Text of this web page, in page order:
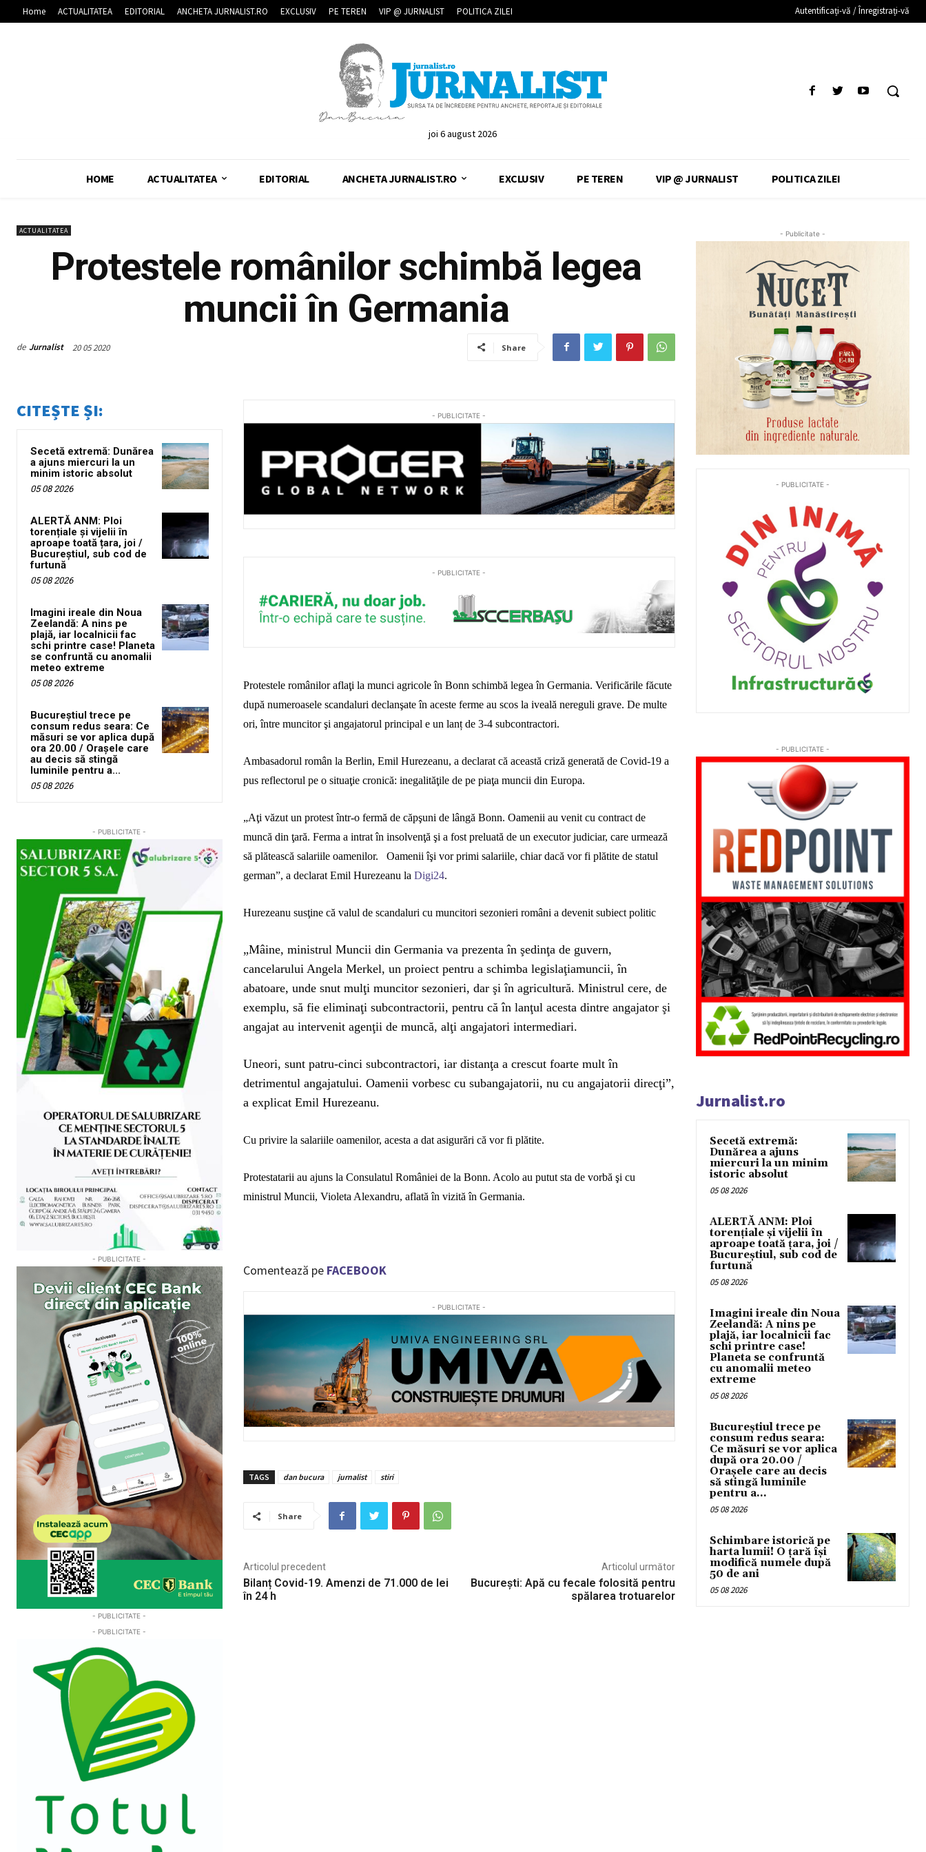
Home ACTUALITATEA EDITORIAL ANCHETA JURNALIST.RO EXCLUSIV PE TEREN VIP @ JURNALIST POLITICA ZILEI Autentificați-vă / Înregistrați-vă
joi 6 august 2026
HOME ACTUALITATEA EDITORIAL ANCHETA JURNALIST.RO EXCLUSIV PE TEREN VIP @ JURNALIST POLITICA ZILEI
ACTUALITATEA
Protestele românilor schimbă legea
muncii în Germania
de Jurnalist 20 05 2020 Share
CITEȘTE ȘI:
Secetă extremă: Dunărea
a ajuns miercuri la un
minim istoric absolut
05 08 2026
ALERTĂ ANM: Ploi
torențiale și vijelii în
aproape toată țara, joi /
Bucureștiul, sub cod de
furtună
05 08 2026
Imagini ireale din Noua
Zeelandă: A nins pe
plajă, iar localnicii fac
schi printre case! Planeta
se confruntă cu anomalii
meteo extreme
05 08 2026
Bucureștiul trece pe
consum redus seara: Ce
măsuri se vor aplica după
ora 20.00 / Orașele care
au decis să stingă
luminile pentru a...
05 08 2026
- PUBLICITATE -
- PUBLICITATE -
- PUBLICITATE -
- PUBLICITATE -
- PUBLICITATE -
- PUBLICITATE -
Protestele românilor aflaţi la munci agricole în Bonn schimbă legea în Germania. Verificările făcute
după numeroasele scandaluri declanşate în aceste ferme au scos la iveală nereguli grave. De multe
ori, între muncitor şi angajatorul principal e un lanț de 3-4 subcontractori.
Ambasadorul român la Berlin, Emil Hurezeanu, a declarat că această criză generată de Covid-19 a
pus reflectorul pe o situaţie cronică: inegalităţile de pe piaţa muncii din Europa.
„Aţi văzut un protest într-o fermă de căpşuni de lângă Bonn. Oamenii au venit cu contract de
muncă din ţară. Ferma a intrat în insolvenţă şi a fost preluată de un executor judiciar, care urmează
să plătească salariile oamenilor. Oamenii îşi vor primi salariile, chiar dacă vor fi plătite de statul
german”, a declarat Emil Hurezeanu la Digi24.
Hurezeanu susţine că valul de scandaluri cu muncitori sezonieri români a devenit subiect politic
„Mâine, ministrul Muncii din Germania va prezenta în şedinţa de guvern,
cancelarului Angela Merkel, un proiect pentru a schimba legislaţiamuncii, în
abatoare, unde snut mulţi muncitor sezonieri, dar şi în agricultură. Ministrul cere, de
exemplu, să fie eliminaţi subcontractorii, pentru că în lanţul acesta dintre angajator şi
angajat au intervenit agenţii de muncă, alţi angajatori intermediari.
Uneori, sunt patru-cinci subcontractori, iar distanţa a crescut foarte mult în
detrimentul angajatului. Oamenii vorbesc cu subangajatorii, nu cu angajatorii direcţi”,
a explicat Emil Hurezeanu.
Cu privire la salariile oamenilor, acesta a dat asigurări că vor fi plătite.
Protestatarii au ajuns la Consulatul României de la Bonn. Acolo au putut sta de vorbă şi cu
ministrul Muncii, Violeta Alexandru, aflată în vizită în Germania.
Comentează pe FACEBOOK
- PUBLICITATE -
TAGS dan bucura jurnalist stiri
Share
Articolul precedent
Bilanț Covid-19. Amenzi de 71.000 de lei
în 24 h
Articolul următor
București: Apă cu fecale folosită pentru
spălarea trotuarelor
- Publicitate -
- PUBLICITATE -
- PUBLICITATE -
Jurnalist.ro
Secetă extremă:
Dunărea a ajuns
miercuri la un minim
istoric absolut
05 08 2026
ALERTĂ ANM: Ploi
torențiale și vijelii în
aproape toată țara, joi /
Bucureștiul, sub cod de
furtună
05 08 2026
Imagini ireale din Noua
Zeelandă: A nins pe
plajă, iar localnicii fac
schi printre case!
Planeta se confruntă
cu anomalii meteo
extreme
05 08 2026
Bucureștiul trece pe
consum redus seara:
Ce măsuri se vor aplica
după ora 20.00 /
Orașele care au decis
să stingă luminile
pentru a...
05 08 2026
Schimbare istorică pe
harta lumii! O țară își
modifică numele după
50 de ani
05 08 2026